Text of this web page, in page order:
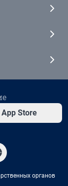
App Store
органов